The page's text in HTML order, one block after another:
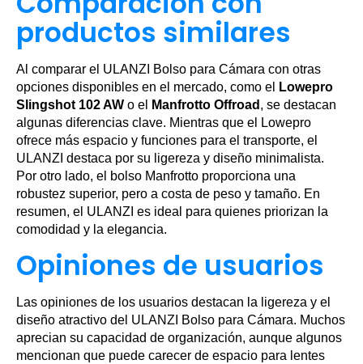
productos similares
Al comparar el ULANZI Bolso para Cámara con otras
opciones disponibles en el mercado, como el
Lowepro
Slingshot 102 AW o el Manfrotto Offroad , se destacan
algunas diferencias clave. Mientras que el Lowepro
ofrece más espacio y funciones para el transporte, el
ULANZI destaca por su ligereza y diseño minimalista.
Por otro lado, el bolso Manfrotto proporciona una
robustez superior, pero a costa de peso y tamaño. En
resumen, el ULANZI es ideal para quienes priorizan la
comodidad y la elegancia.
Opiniones de usuarios
Las opiniones de los usuarios destacan la ligereza y el
diseño atractivo del ULANZI Bolso para Cámara. Muchos
aprecian su capacidad de organización, aunque algunos
mencionan que puede carecer de espacio para lentes